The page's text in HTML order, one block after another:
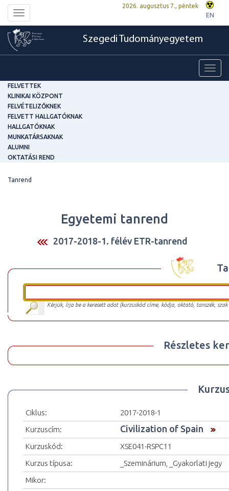
Toggle
navigation
2026. augusztus 7., péntek
EN
Szegedi Tudományegyetem
FELVETTEK
KLINIKAI KÖZPONT
FELVÉTELIZŐKNEK
FELVETT HALLGATÓKNAK
HALLGATÓKNAK
MUNKATÁRSAKNAK
ALUMNI
OKTATÁSI REND
Tanrend
Egyetemi tanrend
2017-2018-1. félév ETR-tanrend
Kérjük, írja be a keresett adat (kurzuskód címe, kódja, oktató, tanszék,
Részletes
Ciklus:
2017-2018-1
Kurzuscím:
Civilization of Spain
Kurzuskód:
XSE041-RSPC11
Kurzus típusa:
_Szeminárium, _Gyakorlati jegy
Mikor: